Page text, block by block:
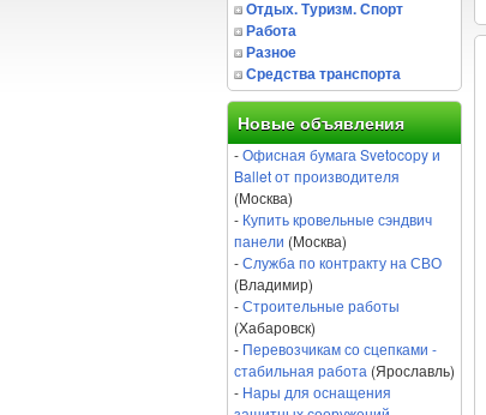
Отдых. Туризм. Спорт
Работа
Разное
Средства транспорта
Новые объявления
-Офисная бумага Svetocopy и
Ballet от производителя
(Москва)
- Купить кровельные сэндвич
панели (Москва)
-Служба по контракту на СВО
(Владимир)
-Строительные работы
(Хабаровск)
- Перевозчикам со сцепками -
стабильная работа (Ярославль)
- Нары для оснащения